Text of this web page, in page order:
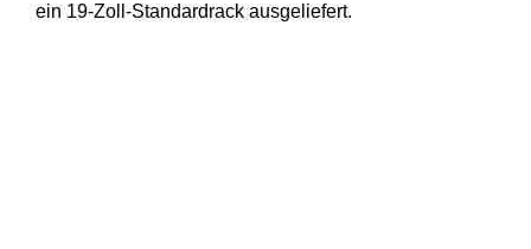
ein 19-Zoll-Standardrack ausgeliefert.